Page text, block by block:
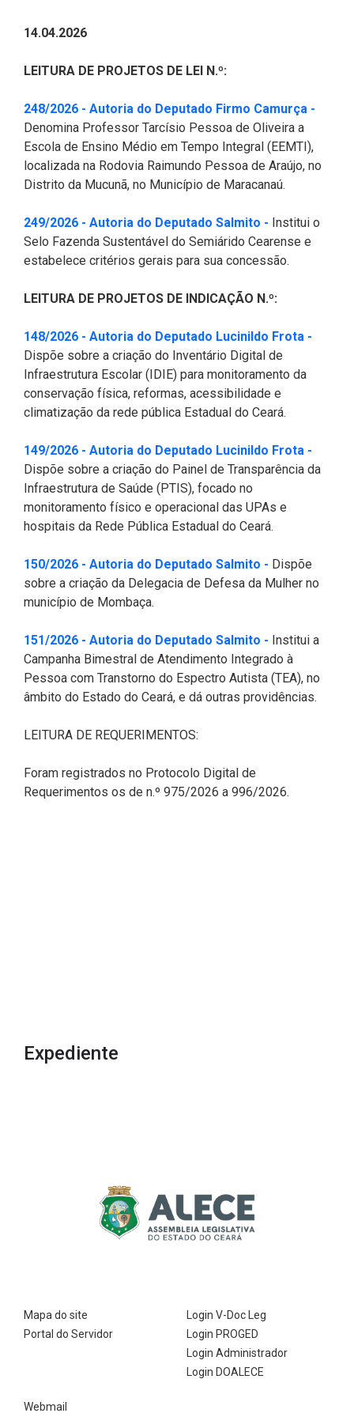
CODINS
Comitê de Gestão Estratégica -
Coordenadoria do Sistema
Alece de Comunicação
Célula de Fotografia
Célula de Assessoria de
Coordenadoria de Polícia
Centro de Estudos e Atividades
Estratégicas (CEAE)
Seletivos
Procuradoria Geral
Tecnologia da Informação
Assessoria Jurídica e Relações
Institucionais
Secretaria Executiva da Mesa
Diretora
Coordenadoria de Eventos e
Cerimonial
1ª Companhia do Batalhão de
Prevenção Institucional
Guarda (2ª CPG)
Departamento de
Documentação e Informação
Divisas Territoriais do Ceará
Comitê de Prevenção e
Social
Gestão Ambiental
Defensoria Pública do Ceará
Departamento de Saúde e
Escola Superior do Parlamento
Cearense (Unipace)
Escritório Frei Tito
Instituto de Estudos e
Pesquisas Sobre o
Desenvolvimento do Ceará -
Inesp
Deputado Pontes Neto
Procon Alece
Procuradoria Especial da Mulher
Sala do Empreendedor
Defesa Social
Des. Regional, Recursos Hí­
Educação Básica
Fiscalização e Controle
Econômico e Comércio
Infância e Adolescência
Juventude
Meio Ambiente, Mudanças
Climáticas e Desenvolvimento
do Semiárido
Orçamento, Finanças e
Previdência Social e Saúde
Proteção Social e Combate à
Fome
Trabalho, Administração e
Serviço Publico
Viação, Transporte e Des.
Urbano
Consultoria Legislativa
Votações Nominais
Medalhas e comendas da Alece
Mapa de Leis Históricas
Utilidade pública
Políticas Institucionais
Expediente
14.04.2026
LEITURA DE PROJETOS DE LEI N.º:
248/2026 - Autoria do Deputado Firmo Camurça -
Denomina Professor Tarcísio Pessoa de Oliveira a
Escola de Ensino Médio em Tempo Integral (EEMTI),
localizada na Rodovia Raimundo Pessoa de Araújo, no
Distrito da Mucunã, no Município de Maracanaú.
249/2026 - Autoria do Deputado Salmito - (Abre em
Institui o
Selo Fazenda Sustentável do Semiárido Cearense e
estabelece critérios gerais para sua concessão.
LEITURA DE PROJETOS DE INDICAÇÃO N.º:
148/2026 - Autoria do Deputado Lucinildo Frota -
Dispõe sobre a criação do Inventário Digital de
Infraestrutura Escolar (IDIE) para monitoramento da
conservação física, reformas, acessibilidade e
climatização da rede pública Estadual do Ceará.
149/2026 - Autoria do Deputado Lucinildo Frota -
Dispõe sobre a criação do Painel de Transparência da
Infraestrutura de Saúde (PTIS), focado no
monitoramento físico e operacional das UPAs e
hospitais da Rede Pública Estadual do Ceará.
150/2026 - Autoria do Deputado Salmito - (Abre em
Dispõe
sobre a criação da Delegacia de Defesa da Mulher no
município de Mombaça.
151/2026 - Autoria do Deputado Salmito - (Abre em
Institui a
Campanha Bimestral de Atendimento Integrado à
Pessoa com Transtorno do Espectro Autista (TEA), no
âmbito do Estado do Ceará, e dá outras providências.
LEITURA DE REQUERIMENTOS:
Foram registrados no Protocolo Digital de
Requerimentos os de n.º 975/2026 a 996/2026.
Mapa do site
Portal do Servidor
Login V-Doc Leg
Login PROGED
Login Administrador
Login DOALECE
Webmail